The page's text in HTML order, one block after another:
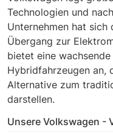
Technologien und
Unternehmen hat sich
Übergang zur
bietet eine
Hybridfahrzeugen an,
Alternative zum
darstellen.
Unsere Volkswagen -